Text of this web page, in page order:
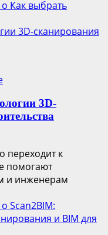
Как выбрать
3D-сканирования
3D-
переходит к
помогают
и инженерам
Scan2BIM:
и BIM для